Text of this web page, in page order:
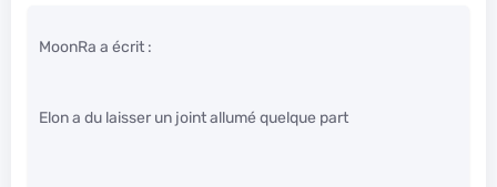
MoonRa a écrit :
Elon a du laisser un joint allumé quelque part